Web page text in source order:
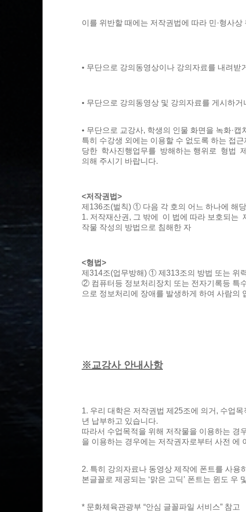
이를 위반할 때에는 저작권법에 따라 민·형사
• 무단으로 강의동영상이나 강의자료를 내려받
• 무단으로 강의동영상 및 강의자료를 게시하
• 무단으로 교강사, 학생의 인물 화면을 녹화·
특히 수강생 외에는 이용할 수 없도록 하는 접
당한 학사진행업무를 방해하는 행위로 형법
의해 주시기 바랍니다.
<저작권법>
제136조(벌칙) ① 다음 각 호의 어느 하나에 해
1. 저작재산권, 그 밖에 이 법에 따라 보호되는
작물 작성의 방법으로 침해한 자
<형법>
제314조(업무방해) ① 제313조의 방법 또는 위
② 컴퓨터등 정보처리장치 또는 전자기록등 특
으로 정보처리에 장애를 발생하게 하여 사람의
※교강사 안내사항
1. 우리 대학은 저작권법 제25조에 의거, 수업
년 납부하고 있습니다.
따라서 수업목적을 위해 저작물을 이용하는 경
을 이용하는 경우에는 저작권자로부터 사전 에
2. 특히 강의자료나 동영상 제작에 폰트를 사용
본글꼴로 제공되는 ‘맑은 고딕’ 폰트는 윈도 우
* 문화체육관광부 “안심 글꼴파일 서비스” 참고